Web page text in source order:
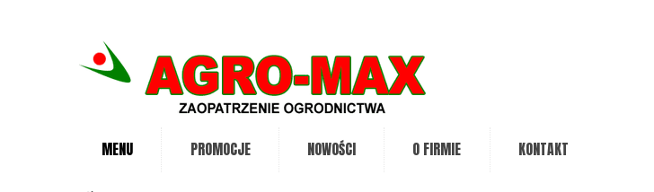
MENU PROMOCJE NOWOŚCI O FIRMIE KONTAKT